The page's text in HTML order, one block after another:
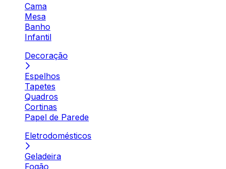
Cama
Mesa
Banho
Infantil
Decoração
Espelhos
Tapetes
Quadros
Cortinas
Papel de Parede
Eletrodomésticos
Geladeira
Fogão